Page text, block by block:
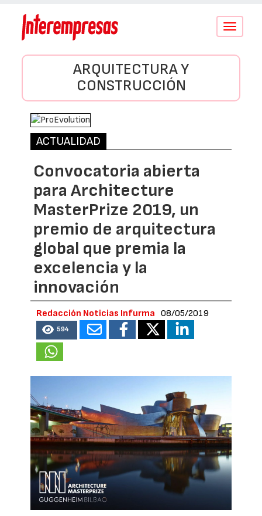
Conmutar
ARQUITECTURA Y
CONSTRUCCIÓN
ACTUALIDAD
Convocatoria abierta
para Architecture
MasterPrize 2019, un
premio de arquitectura
global que premia la
excelencia y la
innovación
Redacción Noticias Infurma 08/05/2019
594